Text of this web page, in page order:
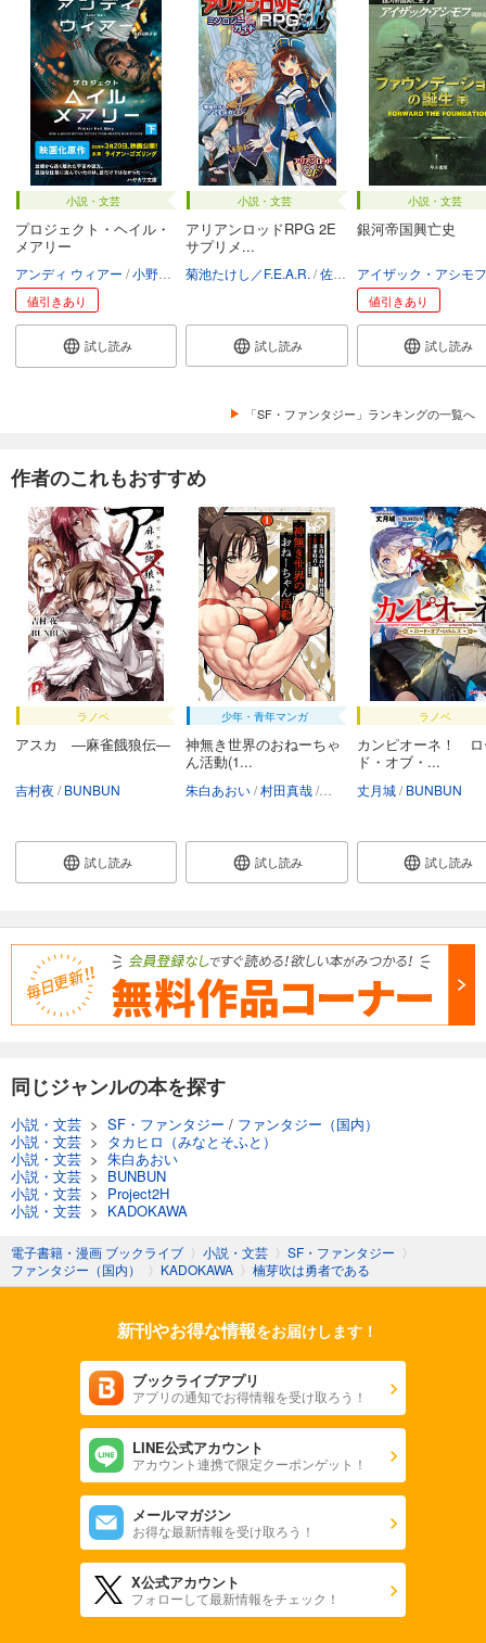
小説・文芸
プロジェクト・ヘイル・
メアリー
アンディ ウィアー 小野田和子
値引きあり
試し読み
小説・文芸
アリアンロッドRPG 2E
サプリメ...
菊池たけし／F.E.A.R. 佐々木あかね
試し読み
小説・文芸
銀河帝国興亡史
アイザック・アシモフ
値引きあり
試し読み
「SF・ファンタジー」ランキングの一覧へ
作者のこれもおすすめ
ラノベ
アスカ ―麻雀餓狼伝―
吉村夜 BUNBUN
試し読み
少年・青年マンガ
神無き世界のおねーちゃ
ん活動(1...
朱白あおい 村田真哉 速水時貞 半月板損傷
試し読み
ラノベ
カンピオーネ！ ロ
ド・オブ・...
丈月城 BUNBUN
試し読み
同じジャンルの本を探す
小説・文芸 > SF・ファンタジー / ファンタジー（国内）
小説・文芸 > タカヒロ（みなとそふと）
小説・文芸 > 朱白あおい
小説・文芸 > BUNBUN
小説・文芸 > Project2H
小説・文芸 > KADOKAWA
電子書籍・漫画 ブックライブ 〉 小説・文芸 〉 SF・ファンタジー 〉
ファンタジー（国内）
〉 KADOKAWA 〉 楠芽吹は勇者である
新刊やお得な情報をお届けします！
ブックライブアプリ
アプリの通知でお得情報を受け取ろう！
LINE公式アカウント
アカウント連携で限定クーポンゲット！
メールマガジン
お得な最新情報を受け取ろう！
X公式アカウント
フォローして最新情報をチェック！